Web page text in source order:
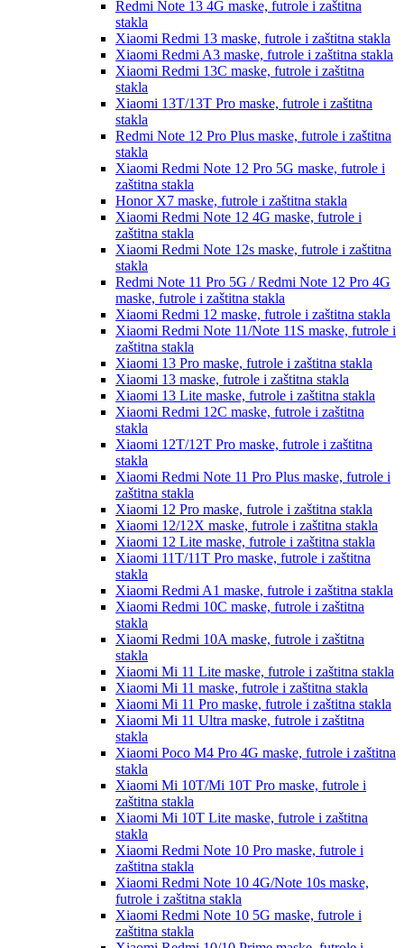
Redmi Note 13 4G maske, futrole i zaštitna
stakla
Xiaomi Redmi 13 maske, futrole i zaštitna stakla
Xiaomi Redmi A3 maske, futrole i zaštitna stakla
Xiaomi Redmi 13C maske, futrole i zaštitna
stakla
Xiaomi 13T/13T Pro maske, futrole i zaštitna
stakla
Redmi Note 12 Pro Plus maske, futrole i zaštitna
stakla
Xiaomi Redmi Note 12 Pro 5G maske, futrole i
zaštitna stakla
Honor X7 maske, futrole i zaštitna stakla
Xiaomi Redmi Note 12 4G maske, futrole i
zaštitna stakla
Xiaomi Redmi Note 12s maske, futrole i zaštitna
stakla
Redmi Note 11 Pro 5G / Redmi Note 12 Pro 4G
maske, futrole i zaštitna stakla
Xiaomi Redmi 12 maske, futrole i zaštitna stakla
Xiaomi Redmi Note 11/Note 11S maske, futrole i
zaštitna stakla
Xiaomi 13 Pro maske, futrole i zaštitna stakla
Xiaomi 13 maske, futrole i zaštitna stakla
Xiaomi 13 Lite maske, futrole i zaštitna stakla
Xiaomi Redmi 12C maske, futrole i zaštitna
stakla
Xiaomi 12T/12T Pro maske, futrole i zaštitna
stakla
Xiaomi Redmi Note 11 Pro Plus maske, futrole i
zaštitna stakla
Xiaomi 12 Pro maske, futrole i zaštitna stakla
Xiaomi 12/12X maske, futrole i zaštitna stakla
Xiaomi 12 Lite maske, futrole i zaštitna stakla
Xiaomi 11T/11T Pro maske, futrole i zaštitna
stakla
Xiaomi Redmi A1 maske, futrole i zaštitna stakla
Xiaomi Redmi 10C maske, futrole i zaštitna
stakla
Xiaomi Redmi 10A maske, futrole i zaštitna
stakla
Xiaomi Mi 11 Lite maske, futrole i zaštitna stakla
Xiaomi Mi 11 maske, futrole i zaštitna stakla
Xiaomi Mi 11 Pro maske, futrole i zaštitna stakla
Xiaomi Mi 11 Ultra maske, futrole i zaštitna
stakla
Xiaomi Poco M4 Pro 4G maske, futrole i zaštitna
stakla
Xiaomi Mi 10T/Mi 10T Pro maske, futrole i
zaštitna stakla
Xiaomi Mi 10T Lite maske, futrole i zaštitna
stakla
Xiaomi Redmi Note 10 Pro maske, futrole i
zaštitna stakla
Xiaomi Redmi Note 10 4G/Note 10s maske,
futrole i zaštitna stakla
Xiaomi Redmi Note 10 5G maske, futrole i
zaštitna stakla